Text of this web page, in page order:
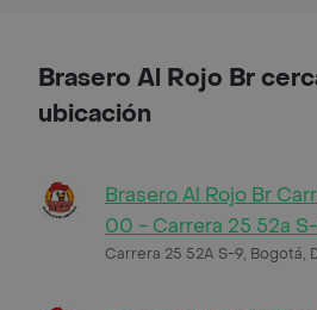
Brasero Al Rojo Br
ubicación
Brasero Al Rojo Br
00 - Carrera 25 52a
Carrera 25 52A S-9, Bogotá,